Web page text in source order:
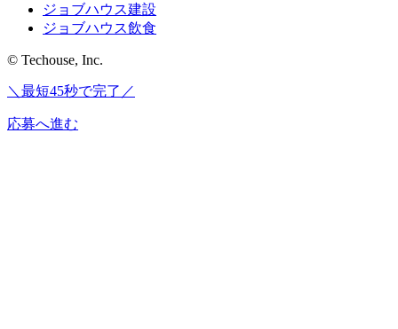
ジョブハウス建設
ジョブハウス飲食
© Techouse, Inc.
＼最短45秒で完了／
応募へ進む